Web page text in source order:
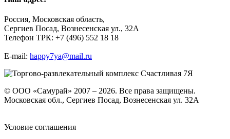
Россия, Московская область,
Сергиев Посад, Вознесенская ул., 32А
Телефон ТРК: +7 (496) 552 18 18
E-mail: happy7ya@mail.ru
© ООО «Самурай» 2007 – 2026. Все права защищены.
Московская обл., Сергиев Посад, Вознесенская ул. 32А
Условие соглашения